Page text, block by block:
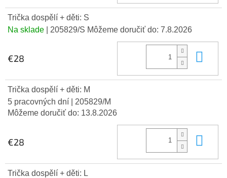
Trička dospělí + děti: S
Na sklade
| 205829/S Môžeme doručiť do: 7.8.2026
€28
Trička dospělí + děti: M
5 pracovných dní
| 205829/M
Môžeme doručiť do: 13.8.2026
€28
Trička dospělí + děti: L